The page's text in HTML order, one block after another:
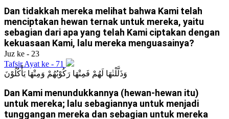
Dan tidakkah mereka melihat bahwa Kami telah
menciptakan hewan ternak untuk mereka, yaitu
sebagian dari apa yang telah Kami ciptakan dengan
kekuasaan Kami, lalu mereka menguasainya?
Juz ke - 23
Tafsir Ayat ke - 71
وَذَلَّلْنٰهَا لَهُمْ فَمِنْهَا رَكُوْبُهُمْ وَمِنْهَا يَأْكُلُوْنَ
Dan Kami menundukkannya (hewan-hewan itu)
untuk mereka; lalu sebagiannya untuk menjadi
tunggangan mereka dan sebagian untuk mereka